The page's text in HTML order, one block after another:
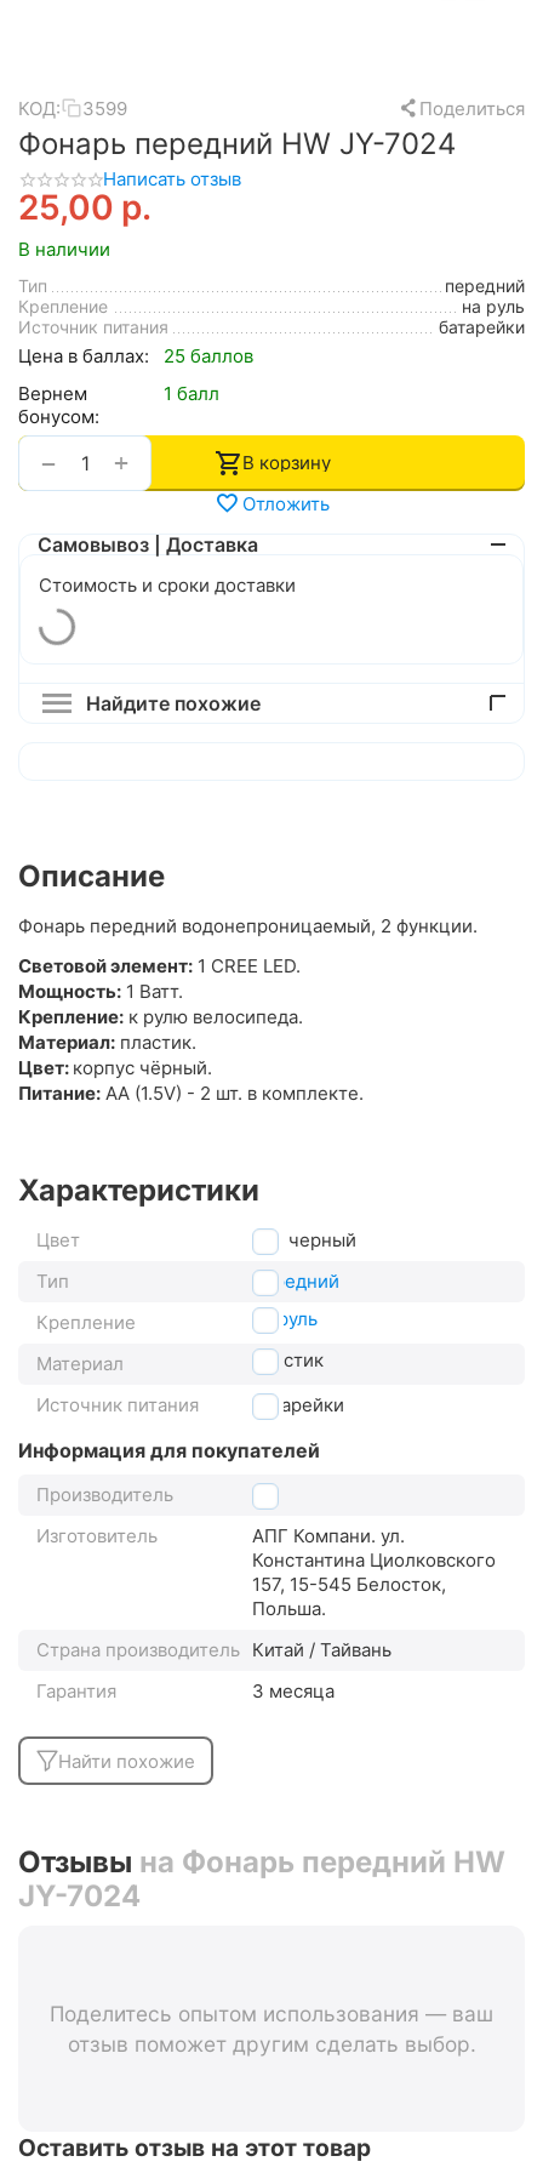
КОД: 3599 Поделиться
Фонарь передний HW JY-7024
Написать отзыв
25,00 р.
В наличии
Тип
передний
Крепление
на руль
Источник питания
батарейки
Цена в баллах:
25 баллов
Вернем
бонусом:
1 балл
+
−
В корзину
Отложить
Самовывоз | Доставка
Стоимость и сроки доставки
Найдите похожие
Описание
Фонарь передний водонепроницаемый, 2 функции.
Световой элемент: 1 CREE LED.
Мощность: 1 Ватт.
Крепление: к рулю велосипеда.
Материал: пластик.
Цвет: корпус чёрный.
Питание: AA (1.5V) - 2 шт. в комплекте.
Характеристики
Цвет
черный
Тип
передний
Крепление
на руль
Материал
пластик
Источник питания
батарейки
Информация для покупателей
Производитель
2k
Изготовитель
АПГ Компани. ул.
Константина Циолковского
157, 15-545 Белосток,
Польша.
Страна производитель Китай / Тайвань
Гарантия
3 месяца
Найти похожие
Отзывы на Фонарь передний HW
JY-7024
Поделитесь опытом использования — ваш
отзыв поможет другим сделать выбор.
Оставить отзыв на этот товар